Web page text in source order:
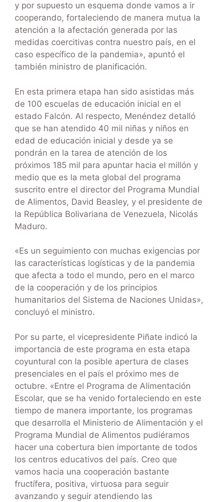
y por supuesto un esquema donde vamos a ir
cooperando, fortaleciendo de manera mutua la
atención a la afectación generada por las
medidas coercitivas contra nuestro país, en el
caso específico de la pandemia», apuntó el
también ministro de planificación.
En esta primera etapa han sido asistidas más
de 100 escuelas de educación inicial en el
estado Falcón. Al respecto, Menéndez detalló
que se han atendido 40 mil niñas y niños en
edad de educación inicial y desde ya se
pondrán en la tarea de atención de los
próximos 185 mil para apuntar hacia el millón y
medio que es la meta global del programa
suscrito entre el director del Programa Mundial
de Alimentos, David Beasley, y el presidente de
la República Bolivariana de Venezuela, Nicolás
Maduro.
«Es un seguimiento con muchas exigencias por
las características logísticas y de la pandemia
que afecta a todo el mundo, pero en el marco
de la cooperación y de los principios
humanitarios del Sistema de Naciones Unidas»,
concluyó el ministro.
Por su parte, el vicepresidente Piñate indicó la
importancia de este programa en esta etapa
coyuntural con la posible apertura de clases
presenciales en el país el próximo mes de
octubre. «Entre el Programa de Alimentación
Escolar, que se ha venido fortaleciendo en este
tiempo de manera importante, los programas
que desarrolla el Ministerio de Alimentación y el
Programa Mundial de Alimentos pudiéramos
hacer una cobertura bien importante de todos
los centros educativos del país. Creo que
vamos hacia una cooperación bastante
fructífera, positiva, virtuosa para seguir
avanzando y seguir atendiendo las